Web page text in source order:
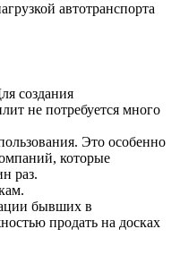
автотранспорта
создания
не потребуется много
Это особенно
которые
раз.
бывших в
продать на досках